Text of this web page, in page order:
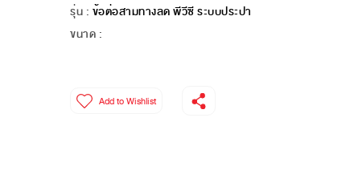
รุ่น : ข้อต่อสามทางลด พีวีซี ระบบประปา
ขนาด :
Add to Wishlist